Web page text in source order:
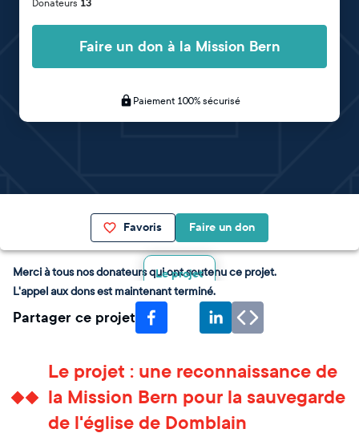
Donateurs 13
Faire un don à la Mission Bern
Paiement 100% sécurisé
Favoris Faire un don
Le projet
Merci à tous nos donateurs qui ont soutenu ce projet.
L'appel aux dons est maintenant terminé.
Partager ce projet
Le projet : une reconnaissance de
la Mission Bern pour la sauvegarde
de l'église de Domblain